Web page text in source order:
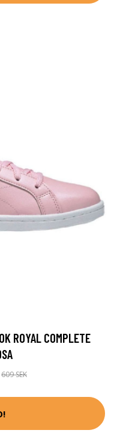
ROYAL COMPLETE
609 SEK